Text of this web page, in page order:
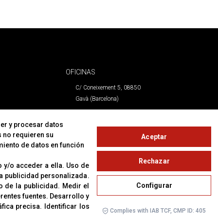
OFICINAS
C/ Coneixement 5, 08850
Gavà (Barcelona)
corver@corver.es
www.corver.es
y procesar datos
no requieren su
de datos en función
y/o acceder a ella. Uso de
publicidad personalizada.
de la publicidad . Medir el
fuentes. Desarrollo y
precisa. Identificar los
Configurar
Rechazar
Aceptar
Complies with IAB TCF, CMP ID: 405